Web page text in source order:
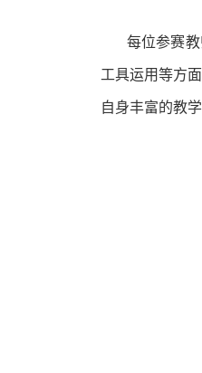
每位参赛
工具运用等方
自身丰富的教